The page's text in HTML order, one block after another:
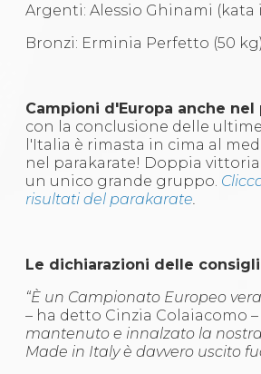
Argenti: Alessio Ghinami (kata
Bronzi: Erminia Perfetto (50
Campioni d'Europa anche nel
con la conclusione delle
l'Italia è rimasta in cima al
nel parakarate! Doppia
un unico grande gruppo.
risultati del parakarate.
Le dichiarazioni delle
“È un Campionato Europeo
– ha detto Cinzia Colaiacomo –
mantenuto e innalzato la
Made in Italy è davvero uscito